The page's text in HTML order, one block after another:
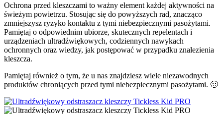
Ochrona przed kleszczami to ważny element każdej aktywności na
świeżym powietrzu. Stosując się do powyższych rad, znacząco
zmniejszysz ryzyko kontaktu z tymi niebezpiecznymi pasożytami.
Pamiętaj o odpowiednim ubiorze, skutecznych repelentach i
urządzeniach ultradźwiękowych, codziennych nawykach
ochronnych oraz wiedzy, jak postępować w przypadku znalezienia
kleszcza.
Pamiętaj również o tym, że u nas znajdziesz wiele niezawodnych
produktów chroniących przed tymi niebezpiecznymi pasożytami. 🙂